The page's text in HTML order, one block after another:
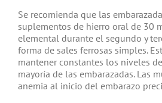
Se recomienda que las
suplementos de hierro oral de 30
elemental durante el segundo y
forma de sales ferrosas simples.
mantener constantes los niveles
mayoría de las embarazadas. Las
anemia al inicio del embarazo